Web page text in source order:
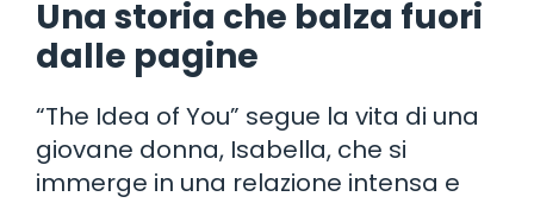
Una storia che balza fuori
dalle pagine
“The Idea of You” segue la vita di una
giovane donna, Isabella, che si
immerge in una relazione intensa e